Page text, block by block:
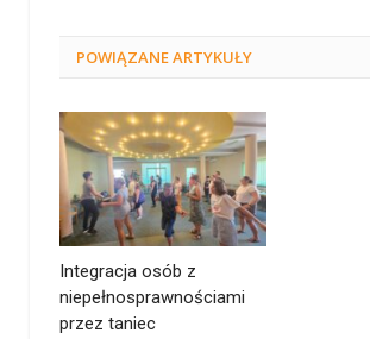
POWIĄZANEARTYKUŁY
Integracja osób z
niepełnosprawnościami
przez taniec